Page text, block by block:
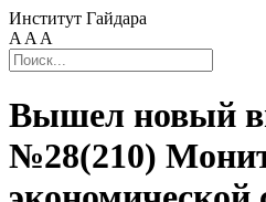
Институт Гайдара
A A A
Вышел новый
№28(210)